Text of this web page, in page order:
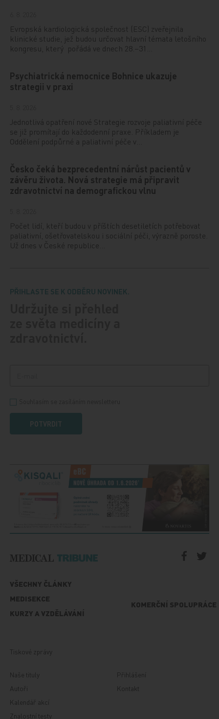
Evropská kardiologická společnost (ESC) zveřejnila
klinické studie, jež budou určovat hlavní témata letošního
kongresu, který pořádá ve dnech 28.–31…
Psychiatrická nemocnice Bohnice ukazuje
strategii v praxi
Jednotlivá opatření nové Strategie rozvoje paliativní péče
se již promítají do každodenní praxe. Příkladem je
Oddělení podpůrné a paliativní péče v…
Česko čeká bezprecedentní nárůst pacientů v
závěru života. Nová strategie má připravit
zdravotnictví na demografickou vlnu
Počet lidí, kteří budou v příštích desetiletích potřebovat
paliativní, ošetřovatelskou i sociální péči, výrazně poroste.
Už dnes v České republice…
PŘIHLASTE SE K ODBĚRU NOVINEK.
POTVRDIT
VŠECHNY ČLÁNKY
MEDISEKCE
KURZY A VZDĚLÁVÁNÍ
KOMERČNÍ SPOLUPRÁCE
Tiskové zprávy
Naše tituly
Autoři
Kalendář akcí
Znalostní testy
Přihlášení
Kontakt